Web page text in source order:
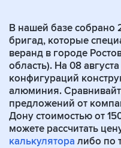
В нашей базе собрано
бригад, которые
веранд в городе
область). На 08
конфигураций
алюминия.
предложений от
Дону стоимостью от
можете рассчитать
калькулятора либо по